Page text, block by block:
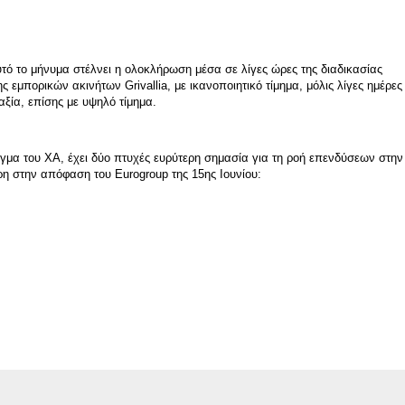
το μήνυμα στέλνει η ολοκλήρωση μέσα σε λίγες ώρες της διαδικασίας
εμπορικών ακινήτων Grivallia, με ικανοποιητικό τίμημα, μόλις λίγες ημέρες
επίσης με υψηλό τίμημα.
του ΧΑ, έχει δύο πτυχές ευρύτερη σημασία για τη ροή επενδύσεων στην
στην απόφαση του Eurogroup της 15ης Ιουνίου: